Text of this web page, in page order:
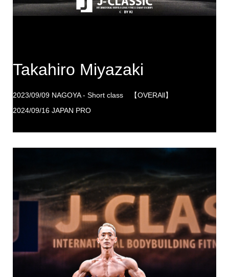
Takahiro Miyazaki
2023/09/09 NAGOYA - Short class 【OVERAll】
2024/09/16 JAPAN PRO